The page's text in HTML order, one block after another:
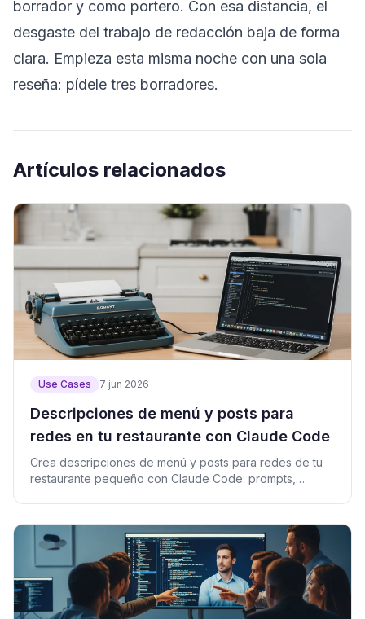
borrador y como portero. Con esa distancia, el
desgaste del trabajo de redacción baja de forma
clara. Empieza esta misma noche con una sola
reseña: pídele tres borradores.
Artículos relacionados
Use Cases 7 jun 2026
Descripciones de menú y posts para
redes en tu restaurante con Claude Code
Crea descripciones de menú y posts para redes de tu
restaurante pequeño con Claude Code: prompts,